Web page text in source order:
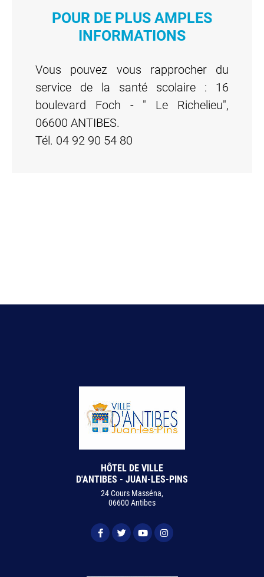
POUR DE PLUS AMPLES
INFORMATIONS
Vous pouvez vous rapprocher du
service de la santé scolaire : 16
boulevard Foch - " Le Richelieu",
06600 ANTIBES.
Tél. 04 92 90 54 80
HÔTEL DE VILLE
D'ANTIBES - JUAN-LES-PINS
24 Cours Masséna,
06600 Antibes